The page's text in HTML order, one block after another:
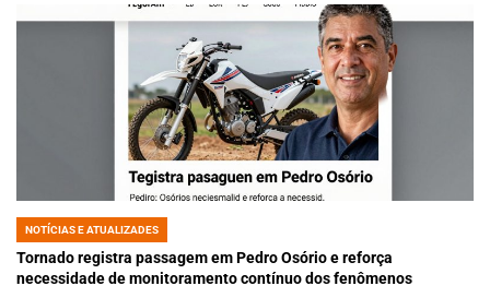
POSTED
IN
NOTÍCIAS E ATUALIZADES
Tornado registra passagem em Pedro Osório e reforça
necessidade de monitoramento contínuo dos fenômenos